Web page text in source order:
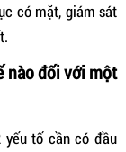
có mặt, giám sát
nào đối với một
yếu tố cần có đầu